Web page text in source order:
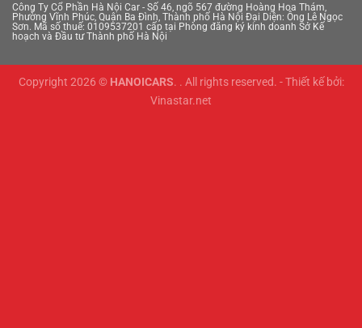
Công Ty Cổ Phần Hà Nội Car - Số 46, ngõ 567 đường Hoàng Hoa Thám,
Phường Vĩnh Phúc, Quận Ba Đình, Thành phố Hà Nội Đại Diện: Ông Lê Ngọc
Sơn. Mã số thuế: 0109537201 cấp tại Phòng đăng ký kinh doanh Sở Kế
hoạch và Đầu tư Thành phố Hà Nội
Copyright 2026 © HANOICARS. . All rights reserved. - Thiết kế bởi:
Vinastar.net